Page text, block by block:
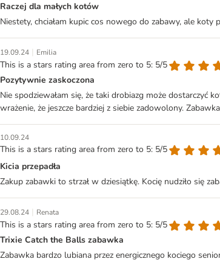
Raczej dla małych kotów
Niestety, chciałam kupic cos nowego do zabawy, ale
19.09.24 | Emilia
This is a stars rating area from zero to 5: 5/5
Pozytywnie zaskoczona
Nie spodziewałam się, że taki drobiazg może dostarczyć
wrażenie, że jeszcze bardziej z siebie zadowolony.
10.09.24
This is a stars rating area from zero to 5: 5/5
Kicia przepadła
Zakup zabawki to strzał w dziesiątkę. Kocię nudziło się
29.08.24 | Renata
This is a stars rating area from zero to 5: 5/5
Trixie Catch the Balls zabawka
Zabawka bardzo lubiana przez energicznego kociego